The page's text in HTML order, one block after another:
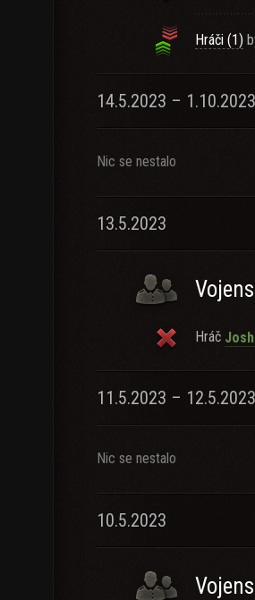
Hráči (1)
14.5.2023 – 1.10.2023
Nic se nestalo
13.5.2023
Hráč
11.5.2023 – 12.5.2023
Nic se nestalo
10.5.2023